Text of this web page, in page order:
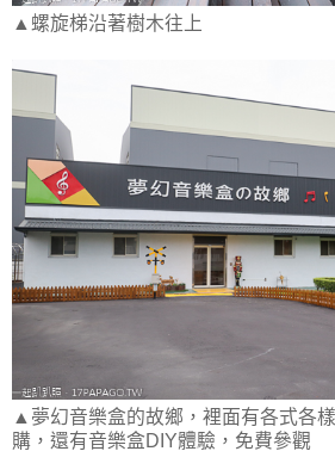
▲螺旋梯沿著樹木往上
▲夢幻音樂盒的故鄉，裡面有各式各
購，還有音樂盒DIY體驗，免費參觀